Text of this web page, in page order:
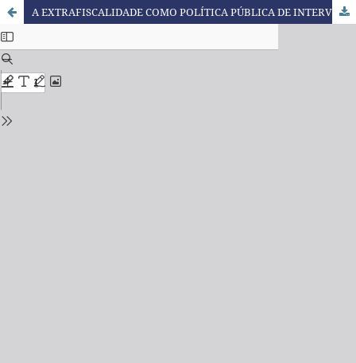
A EXTRAFISCALIDADE COMO POLÍTICA PÚBLICA DE INTERVENÇÃO DO ESTADO NA ECONOMIA E DESENVOLVIMENTO: O ICMS ECOLÓGICO E O IPI DE VEÍCULOS AUTOMOTORES